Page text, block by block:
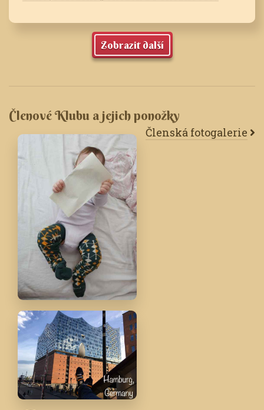
Zobrazit další
Členové Klubu a jejich ponožky
Členská fotogalerie